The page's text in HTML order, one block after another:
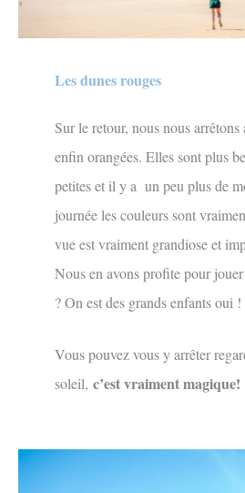
Les dunes rouges
Sur le retour, nous nous arrêtons
enfin orangées. Elles sont plus
petites et il y a un peu plus de
journée les couleurs sont
vue est vraiment grandiose et
Nous en avons profite pour
? On est des grands enfants oui !
Vous pouvez vous y arrêter
soleil, c’est vraiment magique!